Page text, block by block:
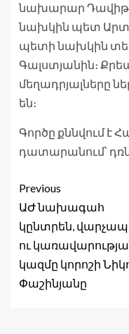
նախարար Դավիթ
նախկին պետ
պետի նախկին
Գալստյանին։
մեղադրյալները
են։
Գործը քննվում է
դատարանում՝
Previous
ԱԺ նախագահ
կընտրեն,
ու
կազմը կորոշի
Փաշինյանը